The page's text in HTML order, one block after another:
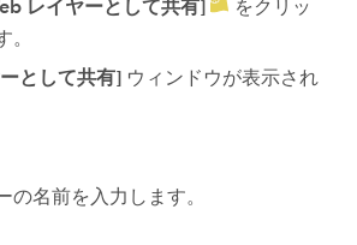
レイヤーとして共有]
をクリッ
。
として共有]ウィンドウが表示され
の名前を入力します。